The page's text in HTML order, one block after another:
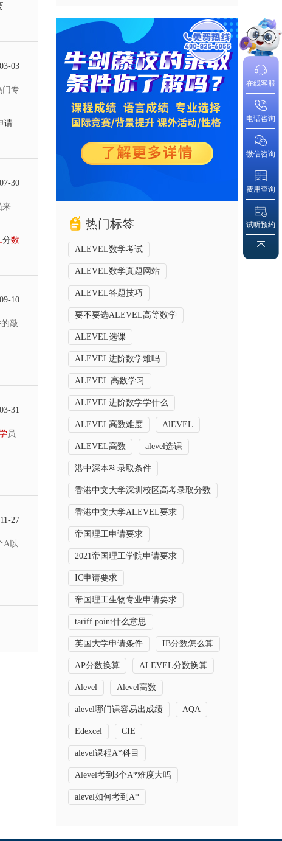
03-03
门专
请
07-30
来
分数
09-10
敲
03-31
员
11-27
A以
热门标签
ALEVEL数学考试
ALEVEL数学真题网站
ALEVEL答题技巧
要不要选ALEVEL高等数学
ALEVEL选课
ALEVEL进阶数学难吗
ALEVEL 高数学习
ALEVEL进阶数学学什么
ALEVEL高数难度 AlEVEL
ALEVEL高数 alevel选课
港中深本科录取条件
香港中文大学深圳校区高考录取分数
香港中文大学ALEVEL要求
帝国理工申请要求
2021帝国理工学院申请要求
IC申请要求
帝国理工生物专业申请要求
tariff point什么意思
英国大学申请条件 IB分数怎么算
AP分数换算 ALEVEL分数换算
Alevel Alevel高数
alevel哪门课容易出成绩 AQA
Edexcel CIE
alevel课程A*科目
Alevel考到3个A*难度大吗
alevel如何考到A*
在线客服
电话咨询
微信咨询
费用查询
试听预约